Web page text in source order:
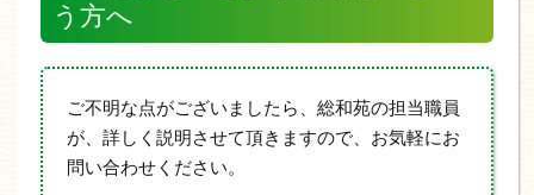
う方へ
ご不明な点がございましたら、総和苑の担当職員
が、詳しく説明させて頂きますので、お気軽にお
問い合わせください。